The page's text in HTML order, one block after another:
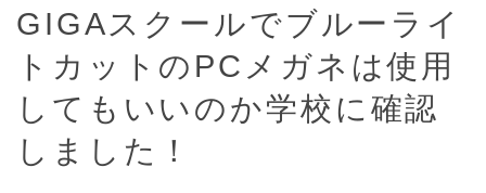
GIGAスクールでブルーライ
トカットのPCメガネは使用
してもいいのか学校に確認
しました！